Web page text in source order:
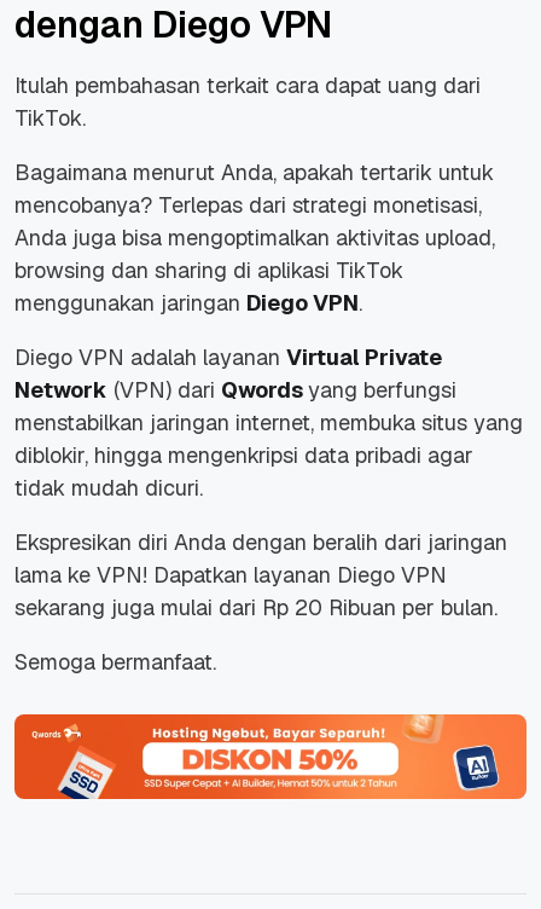
dengan Diego VPN
Itulah pembahasan terkait cara dapat uang dari
TikTok.
Bagaimana menurut Anda, apakah tertarik untuk
mencobanya? Terlepas dari strategi monetisasi,
Anda juga bisa mengoptimalkan aktivitas upload,
browsing dan sharing di aplikasi TikTok
menggunakan jaringan Diego VPN.
Diego VPN adalah layanan Virtual Private
Network (VPN) dari Qwordsyang berfungsi
menstabilkan jaringan internet, membuka situs yang
diblokir, hingga mengenkripsi data pribadi agar
tidak mudah dicuri.
Ekspresikan diri Anda dengan beralih dari jaringan
lama ke VPN! Dapatkan layanan Diego VPN
sekarang juga mulai dari Rp 20 Ribuan per bulan.
Semoga bermanfaat.